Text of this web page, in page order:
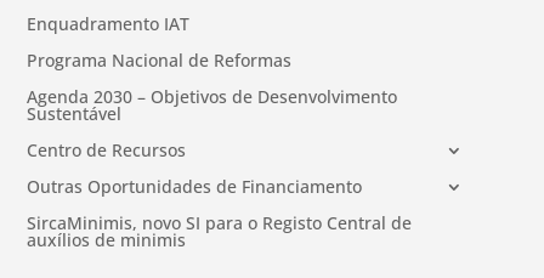
Enquadramento IAT
Programa Nacional de Reformas
Agenda 2030 – Objetivos de Desenvolvimento
Sustentável
Centro de Recursos
Outras Oportunidades de Financiamento
SircaMinimis, novo SI para o Registo Central de
auxílios de minimis